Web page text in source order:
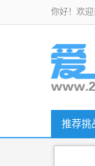
你好！欢迎
推荐挑